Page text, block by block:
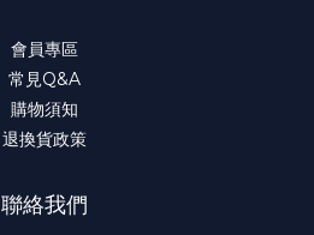
會員專區
常見Q&A
購物須知
退換貨政策
聯絡我們